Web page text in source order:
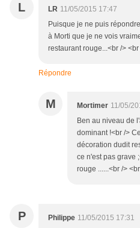
L LR 11/05/2015 17:47
Puisque je ne puis
à Morti que je ne vois
restaurant rouge...<br /> <br
Répondre
M Mortimer 11/05/
Ben au niveau de
dominant !<br />
décoration dudit
ce n'est pas grave
rouge ......<br />
P Philippe 11/05/2015 17:31